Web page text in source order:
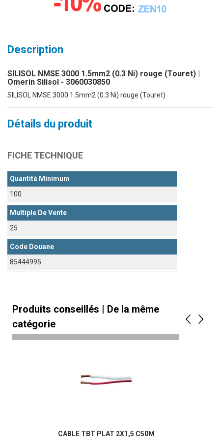
Description
SILISOL NMSE 3000 1.5mm2 (0.3 Ni) rouge (Touret) |
Omerin Silisol - 3060030850
SILISOL NMSE 3000 1.5mm2 (0.3 Ni) rouge (Touret)
Détails du produit
FICHE TECHNIQUE
Quantité Minimum
100
Multiple De Vente
25
Code Douane
85444995
Produits conseillés | De la même
catégorie
CABLE TBT PLAT 2X1,5 C50M